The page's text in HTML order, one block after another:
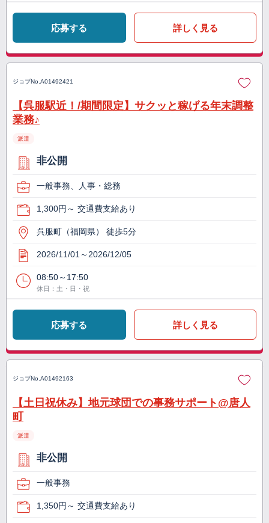
応募する 詳しく見る
ジョブNo. A01492421
【呉服駅近！/期間限定】サクッと稼げる年末調整
業務♪
派遣
非公開
一般事務、人事・総務
1,300円～ 交通費支給あり
呉服町（福岡県） 徒歩5分
2026/11/01～2026/12/05
08:50～17:50
休日：土・日・祝
応募する 詳しく見る
ジョブNo. A01492163
【土日祝休み】地元球団での事務サポート@唐人
町
派遣
非公開
一般事務
1,350円～ 交通費支給あり